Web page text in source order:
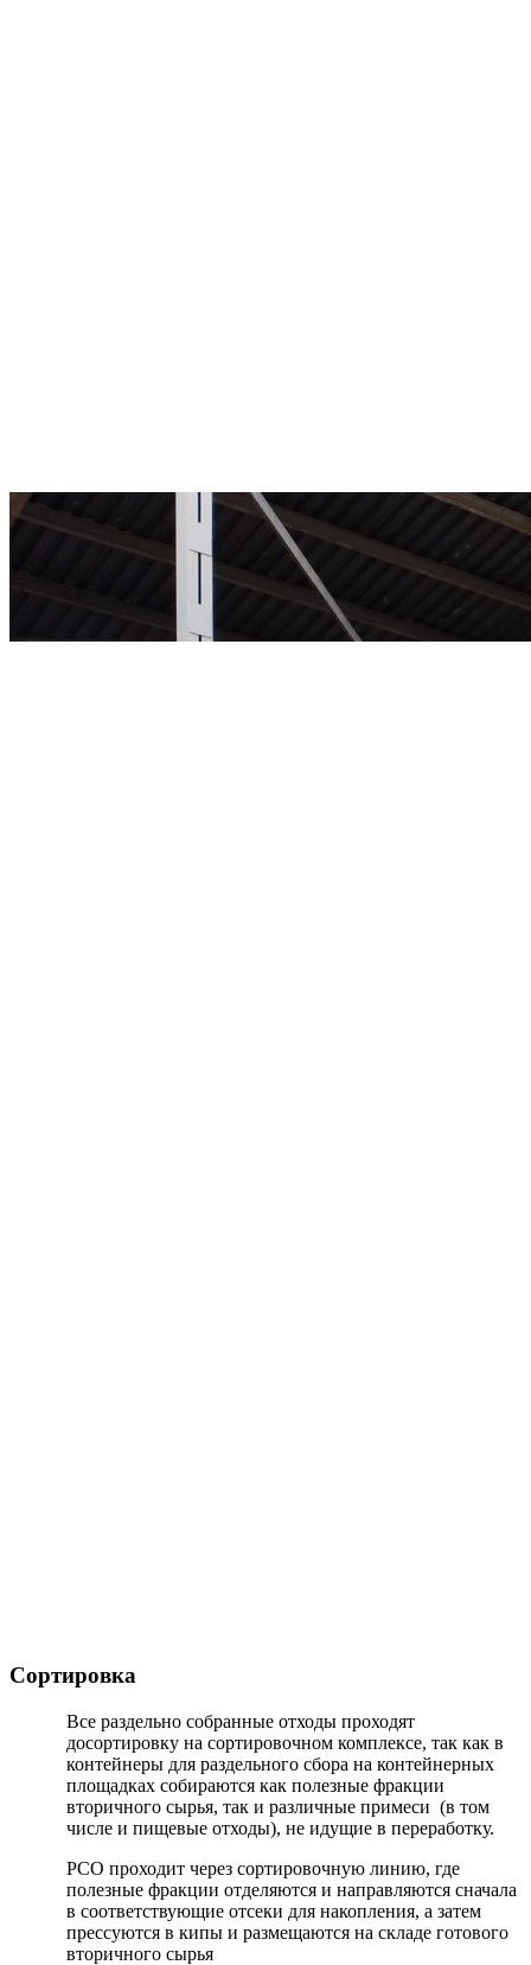
Сортировка
Все раздельно собранные отходы проходят
досортировку на сортировочном комплексе, так как в
контейнеры для раздельного сбора на контейнерных
площадках собираются как полезные фракции
вторичного сырья, так и различные примеси (в том
числе и пищевые отходы), не идущие в переработку.
РСО проходит через сортировочную линию, где
полезные фракции отделяются и направляются сначала
в соответствующие отсеки для накопления, а затем
прессуются в кипы и размещаются на складе готового
вторичного сырья